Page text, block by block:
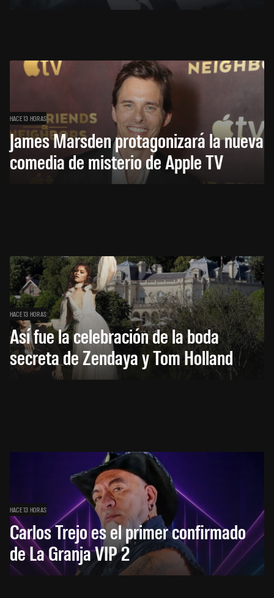
HACE 13 HORAS
James Marsden protagonizará la nueva
comedia de misterio de Apple TV
HACE 13 HORAS
Así fue la celebración de la boda
secreta de Zendaya y Tom Holland
HACE 13 HORAS
Carlos Trejo es el primer confirmado
de La Granja VIP 2